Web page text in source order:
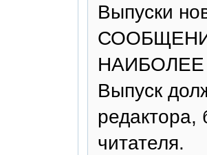
Выпуски
НАИБОЛЕЕ
Выпуск
читателя.